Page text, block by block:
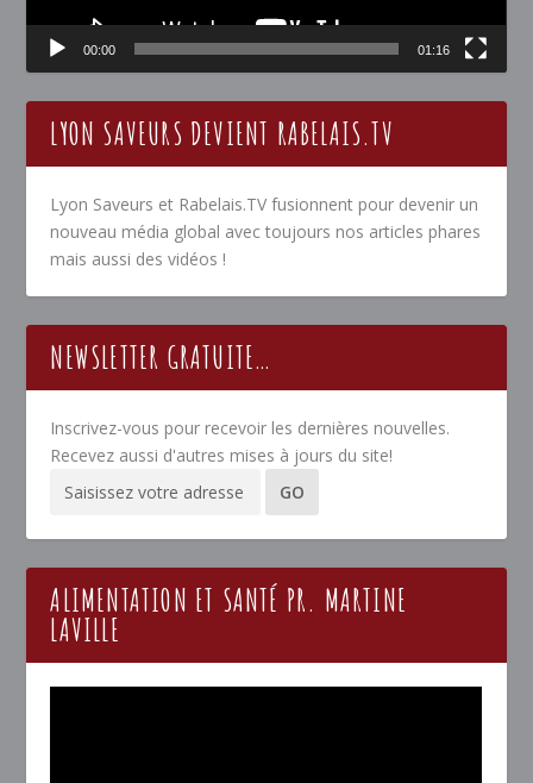
00:00 01:16
LYON SAVEURS DEVIENT RABELAIS.TV
Lyon Saveurs et Rabelais.TV fusionnent pour devenir un
nouveau média global avec toujours nos articles phares
mais aussi des vidéos !
NEWSLETTER GRATUITE…
Inscrivez-vous pour recevoir les dernières nouvelles.
Recevez aussi d'autres mises à jours du site!
ALIMENTATION ET SANTÉ PR. MARTINE
LAVILLE